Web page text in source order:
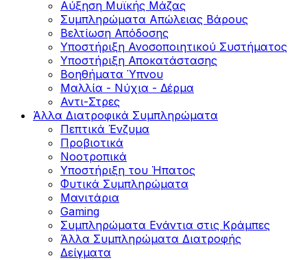
Αύξηση Μυϊκής Μάζας
Συμπληρώματα Aπώλειας Βάρους
Βελτίωση Απόδοσης
Υποστήριξη Ανοσοποιητικού Συστήματος
Yποστήριξη Αποκατάστασης
Βοηθήματα Ύπνου
Μαλλία - Νύχια - Δέρμα
Αντι-Στρες
Άλλα Διατροφικά Συμπληρώματα
Πεπτικά Ένζυμα
Προβιοτικά
Νοοτροπικά
Υποστήριξη του Ήπατος
Φυτικά Συμπληρώματα
Μανιτάρια
Gaming
Συμπληρώματα Ενάντια στις Κράμπες
Άλλα Συμπληρώματα Διατροφής
Δείγματα